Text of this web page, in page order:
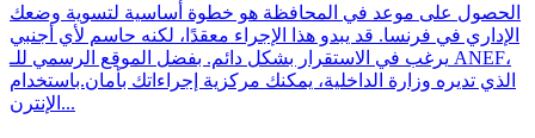
الحصول على موعد في المحافظة هو خطوة أساسية لتسوية وضعك
الإداري في فرنسا. قد يبدو هذا الإجراء معقدًا، لكنه حاسم لأي أجنبي
يرغب في الاستقرار بشكل دائم. بفضل الموقع الرسمي للـ ANEF،
الذي تديره وزارة الداخلية، يمكنك مركزية إجراءاتك بأمان.باستخدام
الإنترن...